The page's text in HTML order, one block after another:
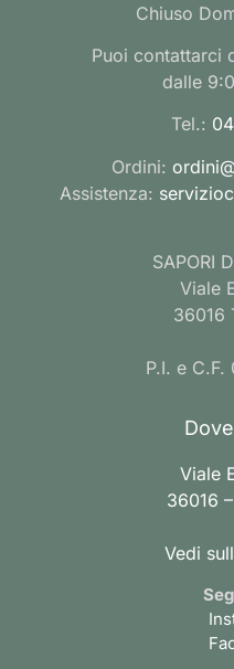
Chiuso
Puoi contattarci
dalle
Tel.:
Ordini:
Assistenza:
SAPORI
Viale
36016
P.I. e
Viale
36016
Vedi